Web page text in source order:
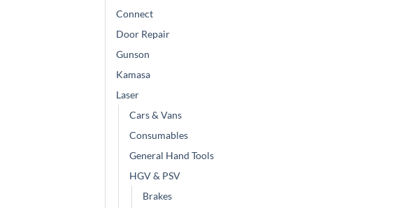
Connect
Door Repair
Gunson
Kamasa
Laser
Cars & Vans
Consumables
General Hand Tools
HGV & PSV
Brakes